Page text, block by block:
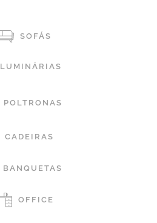
SOFÁS
LUMINÁRIAS
POLTRONAS
CADEIRAS
BANQUETAS
OFFICE